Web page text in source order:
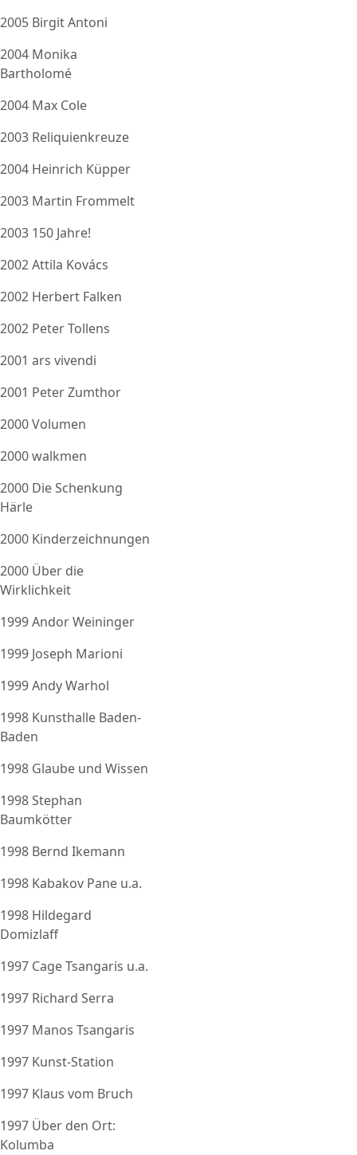
2005 Birgit Antoni
2004 Monika
Bartholomé
2004 Max Cole
2003 Reliquienkreuze
2004 Heinrich Küpper
2003 Martin Frommelt
2003 150 Jahre!
2002 Attila Kovács
2002 Herbert Falken
2002 Peter Tollens
2001 ars vivendi
2001 Peter Zumthor
2000 Volumen
2000 walkmen
2000 Die Schenkung
Härle
2000 Kinderzeichnungen
2000 Über die
Wirklichkeit
1999 Andor Weininger
1999 Joseph Marioni
1999 Andy Warhol
1998 Kunsthalle Baden-
Baden
1998 Glaube und Wissen
1998 Stephan
Baumkötter
1998 Bernd Ikemann
1998 Kabakov Pane u.a.
1998 Hildegard
Domizlaff
1997 Cage Tsangaris u.a.
1997 Richard Serra
1997 Manos Tsangaris
1997 Kunst-Station
1997 Klaus vom Bruch
1997 Über den Ort:
Kolumba